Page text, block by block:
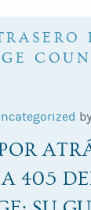
405